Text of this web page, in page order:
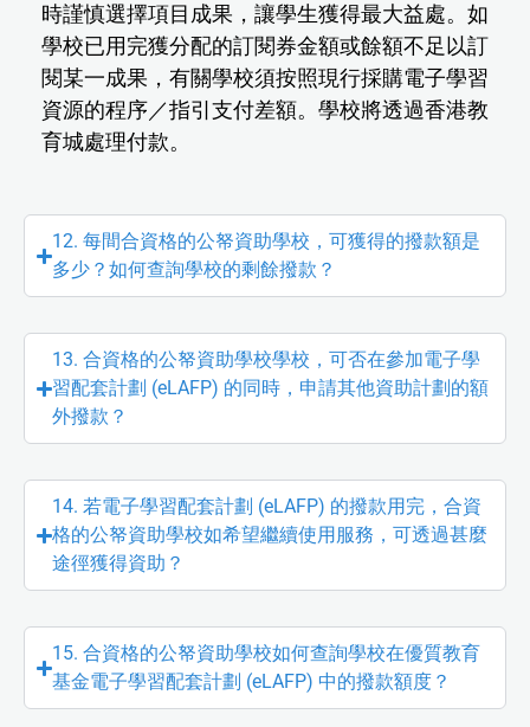
時謹慎選擇項目成果，讓學生獲得最大益處。如
學校已用完獲分配的訂閱券金額或餘額不足以訂
閱某一成果，有關學校須按照現行採購電子學習
資源的程序／指引支付差額。學校將透過香港教
育城處理付款。
12. 每間合資格的公帑資助學校，可獲得的撥款額是
多少？如何查詢學校的剩餘撥款？
13. 合資格的公帑資助學校學校，可否在參加電子學
習配套計劃 (eLAFP) 的同時，申請其他資助計劃的額
外撥款？
14. 若電子學習配套計劃 (eLAFP) 的撥款用完，合資
格的公帑資助學校如希望繼續使用服務，可透過甚麼
途徑獲得資助？
15. 合資格的公帑資助學校如何查詢學校在優質教育
基金電子學習配套計劃 (eLAFP) 中的撥款額度？